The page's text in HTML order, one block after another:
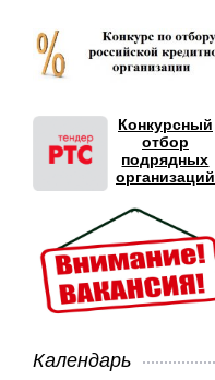
Конкурсный
отбор
подрядных
организаций
Календарь